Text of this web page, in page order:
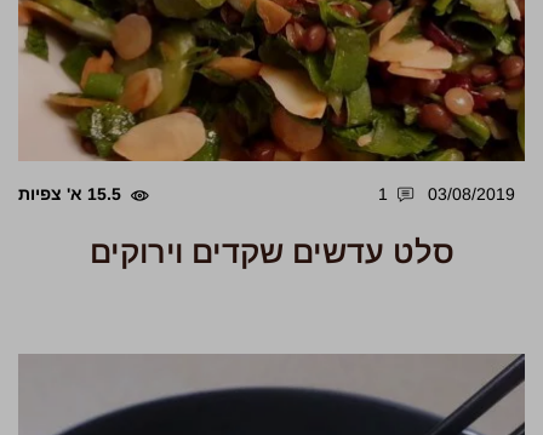
03/08/2019
1 15.5 א' צפיות
סלט עדשים שקדים וירוקים